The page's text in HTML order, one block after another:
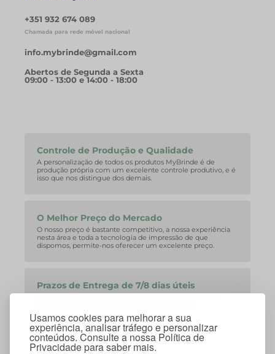
Usamos cookies para melhorar a sua
experiência, analisar tráfego e personalizar
conteúdos. Consulte a nossa Política de
Privacidade para saber mais.
+351 932 674 089
Chamada para rede móvel nacional
info.mybrinde@gmail.com
Abertos de Segunda a Sexta
09:00 - 13:00 e 14:00 - 18:00
Controle de Produção e Qualidade
A personalização de todos os produtos MyBrinde é de
produção própria com um excelente controle produtivo, e é
isso que nos distingue dos demais.
O Melhor Preço do Mercado
O nosso preço é bastante competitivo, a nossa experiência
nesta área e toda a tecnologia de impressão de que
dispomos, permite-nos oferecer um excelente preço.
Prazos de Entrega de 7/8 dias úteis